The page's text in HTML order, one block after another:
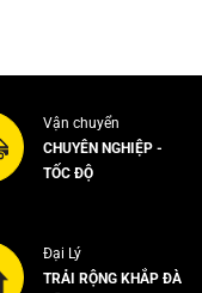
Vận chuyển
CHUYÊN NGHIỆP -
TỐC ĐỘ
Đại Lý
TRẢI RỘNG KHẮP ĐÀ